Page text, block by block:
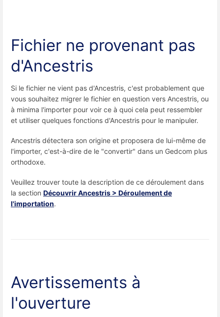
Fichier ne provenant pas
d'Ancestris
Si le fichier ne vient pas d'Ancestris, c'est probablement que
vous souhaitez migrer le fichier en question vers Ancestris, ou
à minima l'importer pour voir ce à quoi cela peut ressembler
et utiliser quelques fonctions d'Ancestris pour le manipuler.
Ancestris détectera son origine et proposera de lui-même de
l'importer, c'est-à-dire de le "convertir" dans un Gedcom plus
orthodoxe.
Veuillez trouver toute la description de ce déroulement dans
la section Découvrir Ancestris > Déroulement de
l'importation.
Avertissements à
l'ouverture